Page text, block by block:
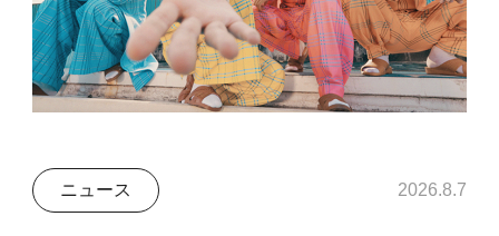
ニュース 2026.8.7